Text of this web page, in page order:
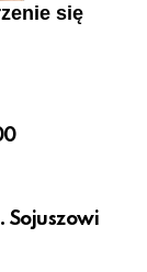
się
Sojuszowi